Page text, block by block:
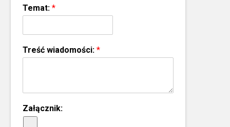
Temat: *
Treść wiadomości: *
Załącznik: